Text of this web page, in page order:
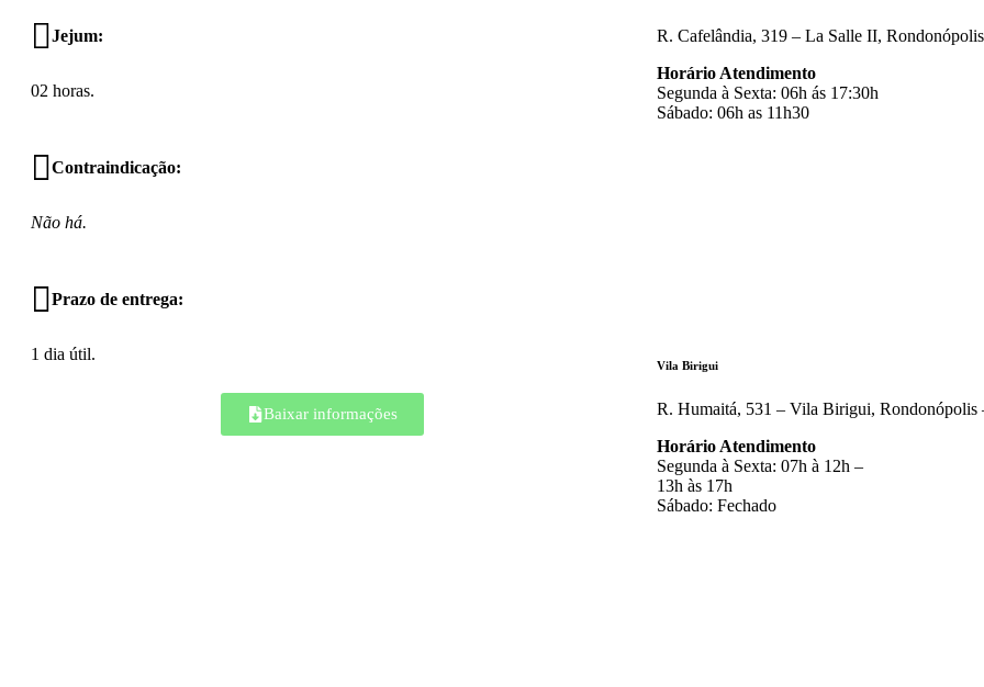
Jejum:
02 horas.
Contraindicação:
Não há.
Prazo de entrega:
1 dia útil.
Baixar informações
R. Cafelândia, 319 – La Salle II,
Horário Atendimento
Segunda à Sexta: 06h ás 17:30h
Sábado: 06h as 11h30
Vila Birigui
R. Humaitá, 531 – Vila Birigui, Rondonópolis
Horário Atendimento
Segunda à Sexta: 07h à 12h –
13h às 17h
Sábado: Fechado